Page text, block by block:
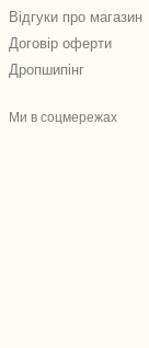
Відгуки про магазин
Договір оферти
Дропшипінг
Ми в соцмережах